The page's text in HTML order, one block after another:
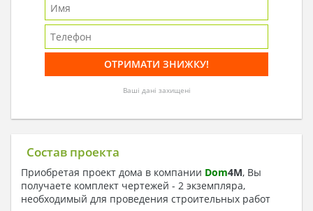
Ваші дані захищені
Состав проекта
Приобретая проект дома в компании Dom4M, Вы
получаете комплект чертежей - 2 экземпляра,
необходимый для проведения строительных работ